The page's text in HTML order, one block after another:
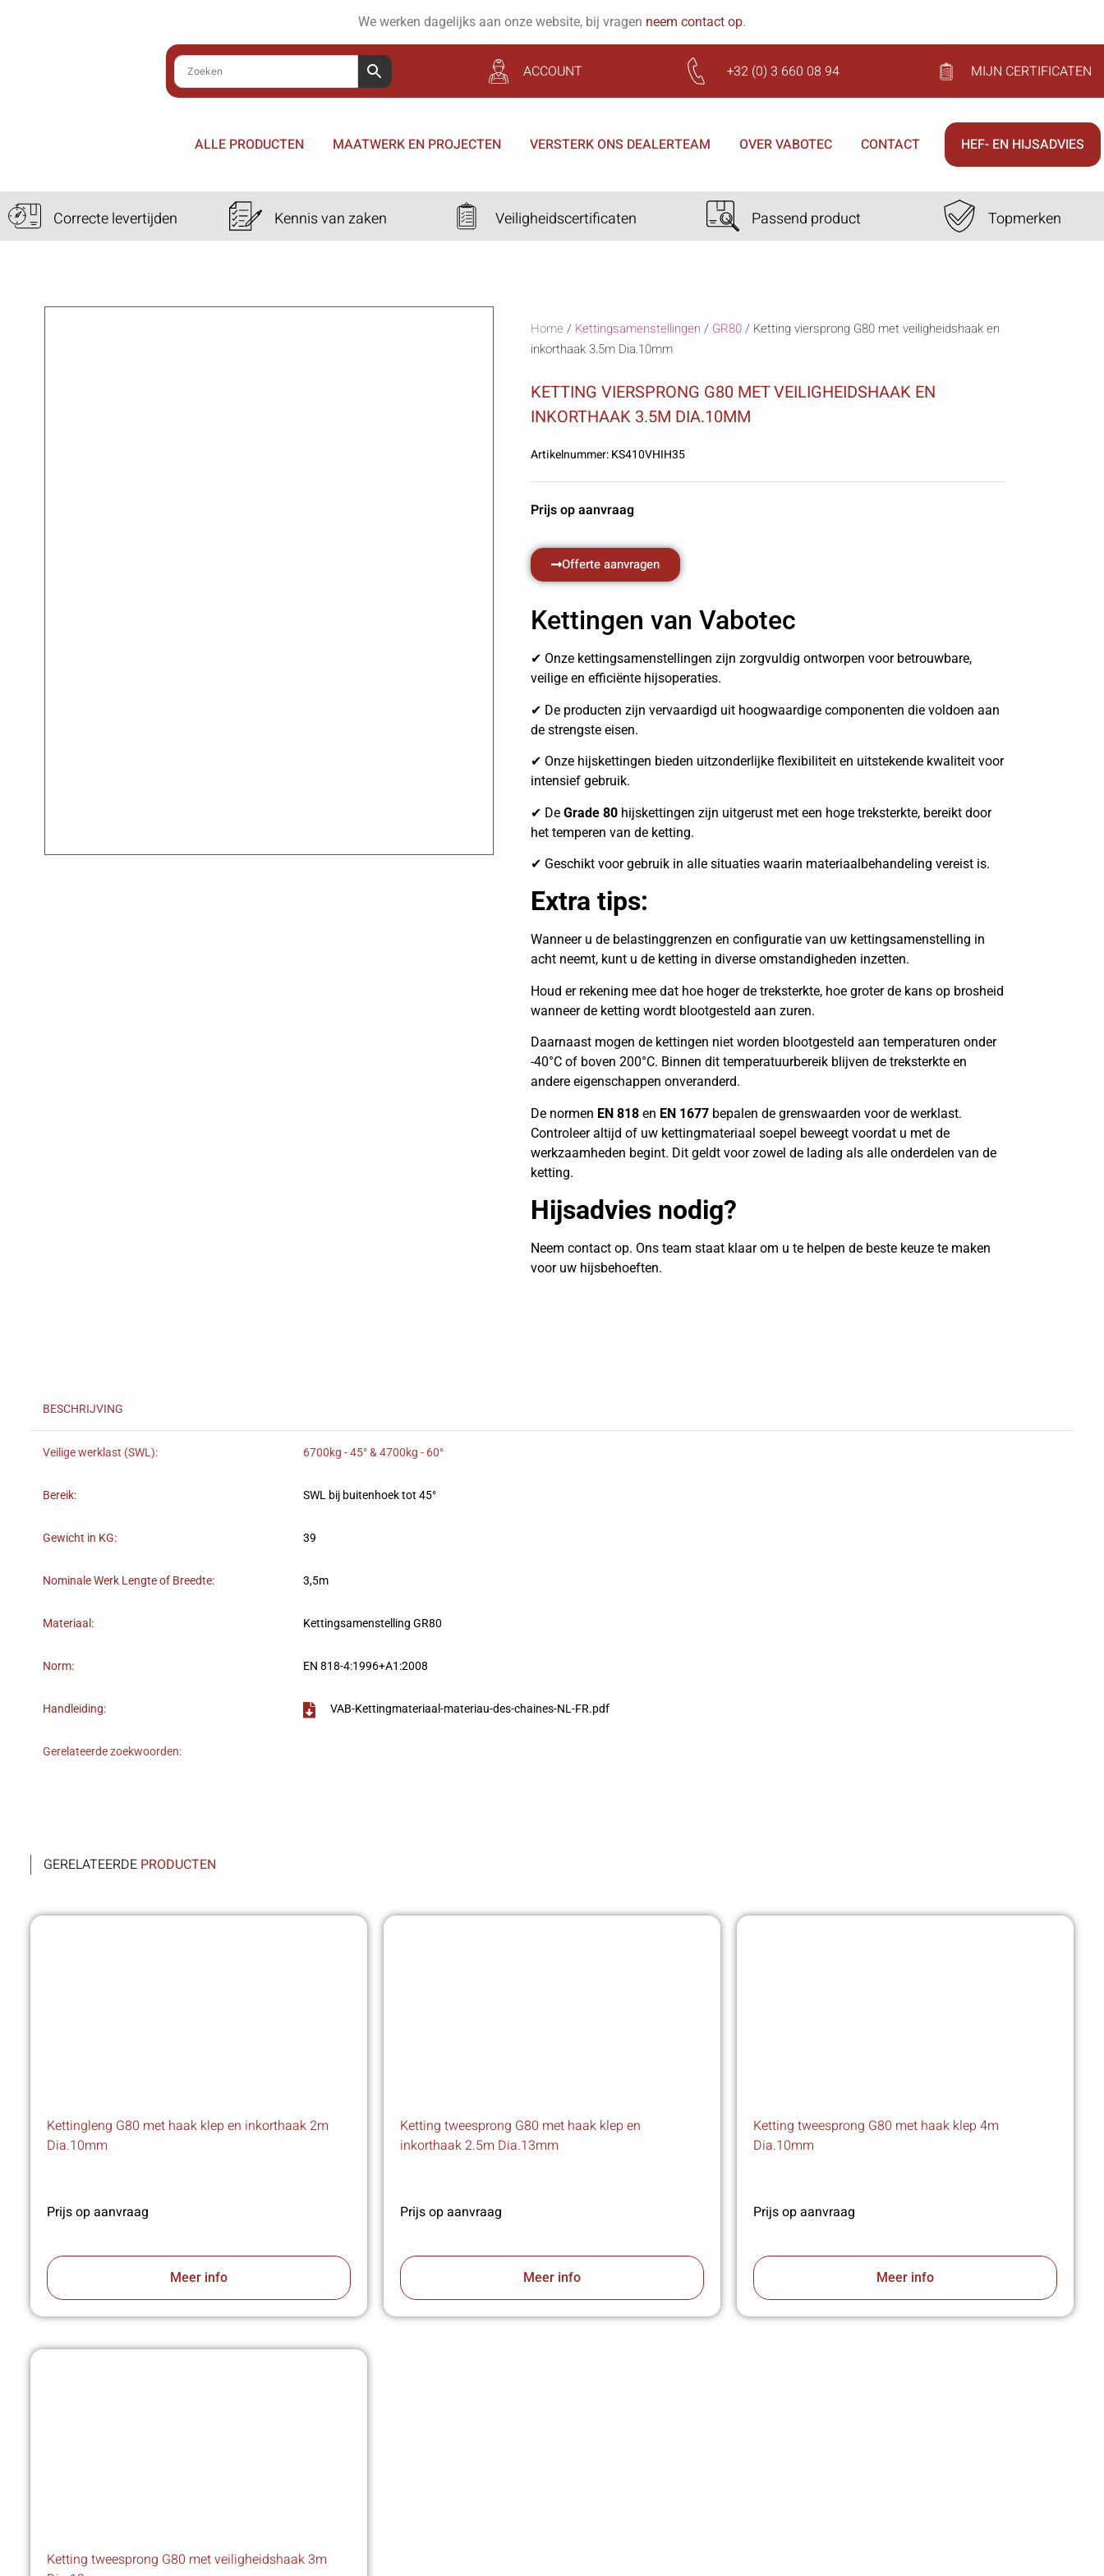
We werken dagelijks aan onze website, bij vragen neem contact op.
ACCOUNT +32 (0) 3 660 08 94 MIJN CERTIFICATEN
ALLE PRODUCTEN MAATWERK EN PROJECTEN VERSTERK ONS DEALERTEAM OVER VABOTEC CONTACT HEF- EN HIJSADVIES
Correcte levertijden Kennis van zaken Veiligheidscertificaten Passend product Topmerken
Home / Kettingsamenstellingen / GR80/ Ketting viersprong G80 met veiligheidshaak en
inkorthaak 3.5m Dia.10mm
KETTING VIERSPRONG G80 MET VEILIGHEIDSHAAK EN
INKORTHAAK 3.5M DIA.10MM
Artikelnummer:KS410VHIH35
Prijs op aanvraag
Offerte aanvragen
Kettingen van Vabotec
✔ Onze kettingsamenstellingen zijn zorgvuldig ontworpen voor betrouwbare,
veilige en efficiënte hijsoperaties.
✔ De producten zijn vervaardigd uit hoogwaardige componenten die voldoen aan
de strengste eisen.
✔ Onze hijskettingen bieden uitzonderlijke flexibiliteit en uitstekende kwaliteit voor
intensief gebruik.
✔ De Grade 80 hijskettingen zijn uitgerust met een hoge treksterkte, bereikt door
het temperen van de ketting.
✔ Geschikt voor gebruik in alle situaties waarin materiaalbehandeling vereist is.
Extra tips:
Wanneer u de belastinggrenzen en configuratie van uw kettingsamenstelling in
acht neemt, kunt u de ketting in diverse omstandigheden inzetten.
Houd er rekening mee dat hoe hoger de treksterkte, hoe groter de kans op brosheid
wanneer de ketting wordt blootgesteld aan zuren.
Daarnaast mogen de kettingen niet worden blootgesteld aan temperaturen onder
-40°C of boven 200°C. Binnen dit temperatuurbereik blijven de treksterkte en
andere eigenschappen onveranderd.
De normen EN 818 en EN 1677 bepalen de grenswaarden voor de werklast.
Controleer altijd of uw kettingmateriaal soepel beweegt voordat u met de
werkzaamheden begint. Dit geldt voor zowel de lading als alle onderdelen van de
ketting.
Hijsadvies nodig?
Neem contact op. Ons team staat klaar om u te helpen de beste keuze te maken
voor uw hijsbehoeften.
BESCHRIJVING
Veilige werklast (SWL): 6700kg - 45° & 4700kg - 60°
Bereik: SWL bij buitenhoek tot 45°
Gewicht in KG: 39
Nominale Werk Lengte of Breedte: 3,5m
Materiaal: Kettingsamenstelling GR80
Norm: EN 818-4:1996+A1:2008
Handleiding: VAB-Kettingmateriaal-materiau-des-chaines-NL-FR.pdf
Gerelateerde zoekwoorden:
GERELATEERDE PRODUCTEN
Kettingleng G80 met haak klep en inkorthaak 2m
Dia.10mm
Prijs op aanvraag
Meer info
Ketting tweesprong G80 met haak klep en
inkorthaak 2.5m Dia.13mm
Prijs op aanvraag
Meer info
Ketting tweesprong G80 met haak klep 4m
Dia.10mm
Prijs op aanvraag
Meer info
Ketting tweesprong G80 met veiligheidshaak 3m